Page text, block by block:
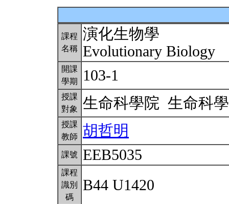
課程
名稱
演化生物學
Evolutionary Biology
開課
學期
103-1
授課
對象
生命科學院 生命科
授課
教師
胡哲明
課號 EEB5035
課程
識別
碼
B44 U1420